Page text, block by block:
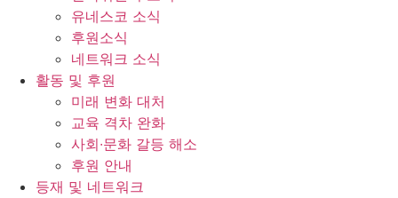
유네스코 소식
후원소식
네트워크 소식
활동 및 후원
미래 변화 대처
교육 격차 완화
사회∙문화 갈등 해소
후원 안내
등재 및 네트워크